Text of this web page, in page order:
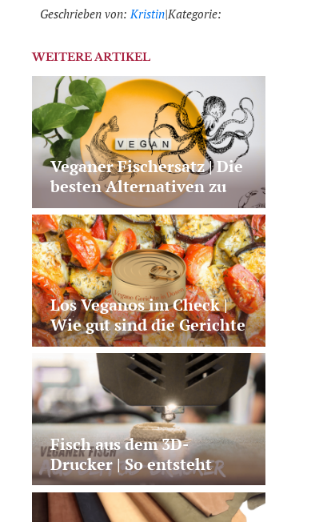
Geschrieben von: Kristin|Kategorie:
WEITERE ARTIKEL
Veganer Fischersatz | Die
besten Alternativen zu
Lachs, Thunfisch und Co.
Los Veganos im Check |
Wie gut sind die Gerichte
aus der Dose?
Fisch aus dem 3D-
Drucker | So entsteht
veganer Lachs aus
Pilzprotein